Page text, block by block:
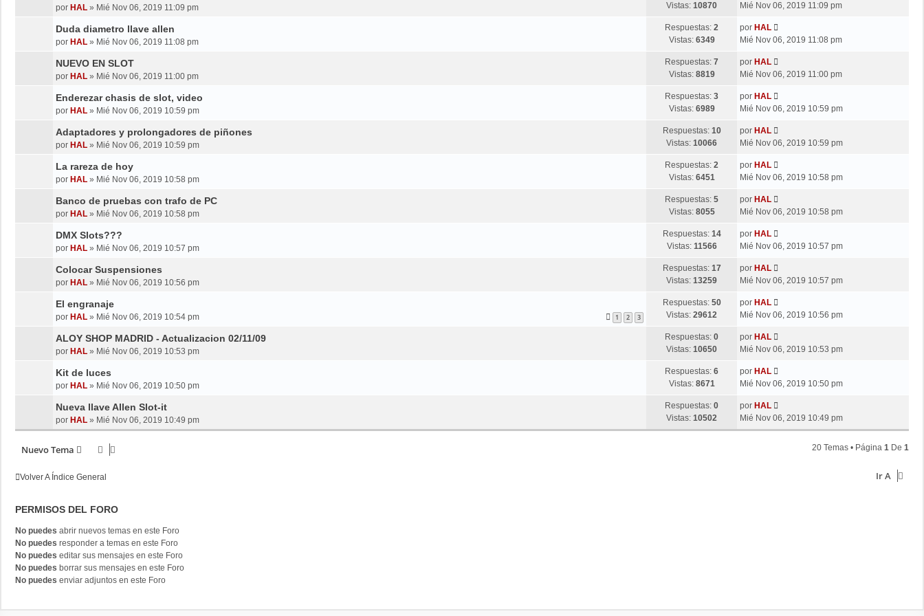
por HAL » Mié Nov 06, 2019 11:09 pm
Vistas: 10870
Mié Nov 06, 2019 11:09 pm
Duda diametro llave allen
por HAL » Mié Nov 06, 2019 11:08 pm
Respuestas: 2
Vistas: 6349
por HAL
Mié Nov 06, 2019 11:08 pm
NUEVO EN SLOT
por HAL » Mié Nov 06, 2019 11:00 pm
Respuestas: 7
Vistas: 8819
por HAL
Mié Nov 06, 2019 11:00 pm
Enderezar chasis de slot, video
por HAL » Mié Nov 06, 2019 10:59 pm
Respuestas: 3
Vistas: 6989
por HAL
Mié Nov 06, 2019 10:59 pm
Adaptadores y prolongadores de piñones
por HAL » Mié Nov 06, 2019 10:59 pm
Respuestas: 10
Vistas: 10066
por HAL
Mié Nov 06, 2019 10:59 pm
La rareza de hoy
por HAL » Mié Nov 06, 2019 10:58 pm
Respuestas: 2
Vistas: 6451
por HAL
Mié Nov 06, 2019 10:58 pm
Banco de pruebas con trafo de PC
por HAL » Mié Nov 06, 2019 10:58 pm
Respuestas: 5
Vistas: 8055
por HAL
Mié Nov 06, 2019 10:58 pm
DMX Slots???
por HAL » Mié Nov 06, 2019 10:57 pm
Respuestas: 14
Vistas: 11566
por HAL
Mié Nov 06, 2019 10:57 pm
Colocar Suspensiones
por HAL » Mié Nov 06, 2019 10:56 pm
Respuestas: 17
Vistas: 13259
por HAL
Mié Nov 06, 2019 10:57 pm
El engranaje
por HAL » Mié Nov 06, 2019 10:54 pm 1 2 3
Respuestas: 50
Vistas: 29612
por HAL
Mié Nov 06, 2019 10:56 pm
ALOY SHOP MADRID - Actualizacion 02/11/09
por HAL » Mié Nov 06, 2019 10:53 pm
Respuestas: 0
Vistas: 10650
por HAL
Mié Nov 06, 2019 10:53 pm
Kit de luces
por HAL » Mié Nov 06, 2019 10:50 pm
Respuestas: 6
Vistas: 8671
por HAL
Mié Nov 06, 2019 10:50 pm
Nueva llave Allen Slot-it
por HAL » Mié Nov 06, 2019 10:49 pm
Respuestas: 0
Vistas: 10502
por HAL
Mié Nov 06, 2019 10:49 pm
Nuevo Tema 20 Temas • Página 1 De 1
Volver A Índice General Ir A
PERMISOS DEL FORO
No puedes abrir nuevos temas en este Foro
No puedes responder a temas en este Foro
No puedes editar sus mensajes en este Foro
No puedes borrar sus mensajes en este Foro
No puedes enviar adjuntos en este Foro